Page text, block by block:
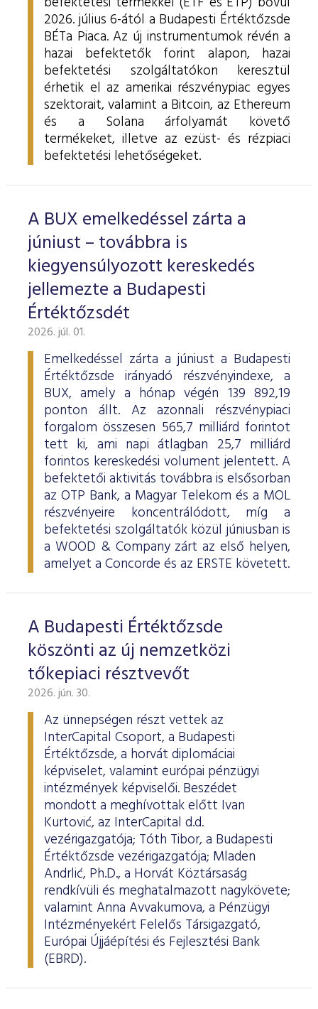
2026. július 6-ától a Budapesti Értéktőzsde
BÉTa Piaca. Az új instrumentumok révén a
hazai befektetők forint alapon, hazai
befektetési szolgáltatókon keresztül
érhetik el az amerikai részvénypiac egyes
szektorait, valamint a Bitcoin, az Ethereum
és a Solana árfolyamát követő
termékeket, illetve az ezüst- és rézpiaci
befektetési lehetőségeket.
A BUX emelkedéssel zárta a
júniust – továbbra is
kiegyensúlyozott kereskedés
jellemezte a Budapesti
Értéktőzsdét
2026. júl. 01.
Emelkedéssel zárta a júniust a Budapesti
Értéktőzsde irányadó részvényindexe, a
BUX, amely a hónap végén 139 892,19
ponton állt. Az azonnali részvénypiaci
forgalom összesen 565,7 milliárd forintot
tett ki, ami napi átlagban 25,7 milliárd
forintos kereskedési volument jelentett. A
befektetői aktivitás továbbra is elsősorban
az OTP Bank, a Magyar Telekom és a MOL
részvényeire koncentrálódott, míg a
befektetési szolgáltatók közül júniusban is
a WOOD & Company zárt az első helyen,
amelyet a Concorde és az ERSTE követett.
A Budapesti Értéktőzsde
köszönti az új nemzetközi
tőkepiaci résztvevőt
2026. jún. 30.
Az ünnepségen részt vettek az
InterCapital Csoport, a Budapesti
Értéktőzsde, a horvát diplomáciai
képviselet, valamint európai pénzügyi
intézmények képviselői. Beszédet
mondott a meghívottak előtt Ivan
Kurtović, az InterCapital d.d.
vezérigazgatója; Tóth Tibor, a Budapesti
Értéktőzsde vezérigazgatója; Mladen
Andrlić, Ph.D., a Horvát Köztársaság
rendkívüli és meghatalmazott nagykövete;
valamint Anna Avvakumova, a Pénzügyi
Intézményekért Felelős Társigazgató,
Európai Újjáépítési és Fejlesztési Bank
(EBRD).